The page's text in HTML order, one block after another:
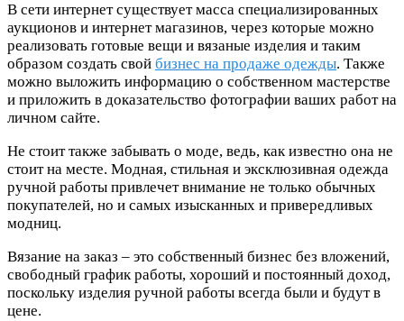
В сети интернет существует масса специализированных
аукционов и интернет магазинов, через которые можно
реализовать готовые вещи и вязаные изделия и таким
образом создать свой бизнес на продаже одежды. Также
можно выложить информацию о собственном мастерстве
и приложить в доказательство фотографии ваших работ на
личном сайте.
Не стоит также забывать о моде, ведь, как известно она не
стоит на месте. Модная, стильная и эксклюзивная одежда
ручной работы привлечет внимание не только обычных
покупателей, но и самых изысканных и привередливых
модниц.
Вязание на заказ – это собственный бизнес без вложений,
свободный график работы, хороший и постоянный доход,
поскольку изделия ручной работы всегда были и будут в
цене.